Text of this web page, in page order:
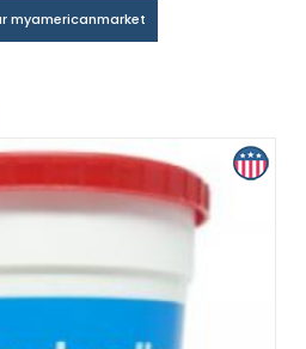
myamericanmarket